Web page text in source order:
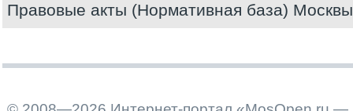
Правовые акты (Нормативная база) Москвы